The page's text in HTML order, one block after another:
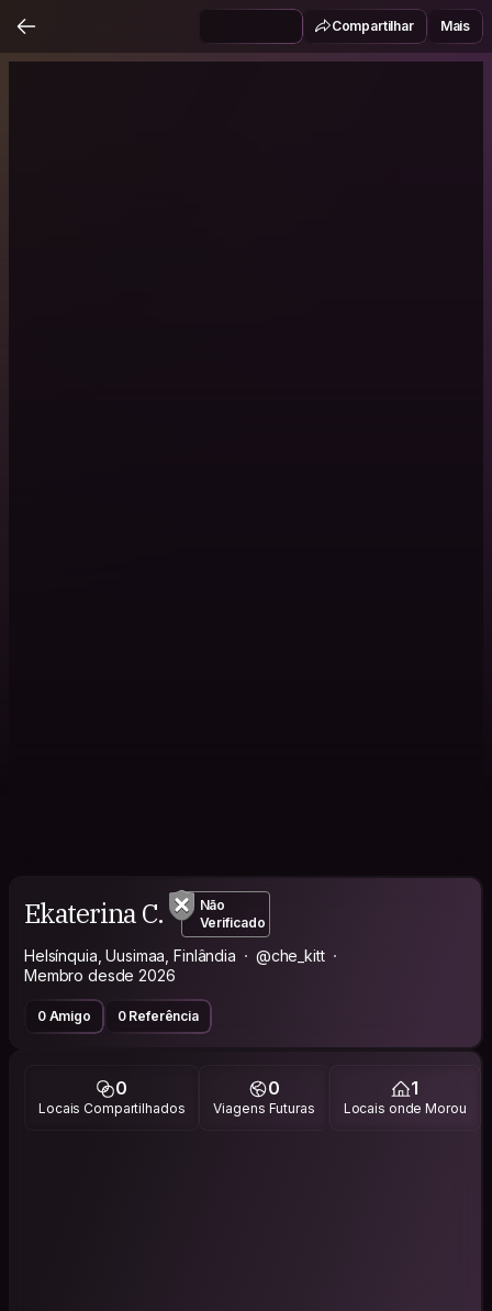
Compartilhar Mais
Ekaterina C.
Não
Verificado
Helsínquia, Uusimaa, Finlândia
@che_kitt
Membro desde 2026
0 Amigo 0 Referência
0
Locais Compartilhados
0
Viagens Futuras
1
Locais onde Morou